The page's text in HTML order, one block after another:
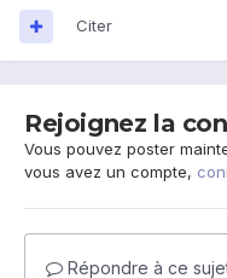
Citer
Rejoignez la
Vous pouvez poster
vous avez un compte,
Répondre à ce